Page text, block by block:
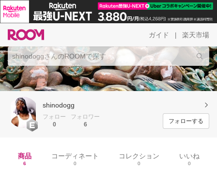
ガイド 楽天市場
shinodogg
フォロー
0
フォロワー
6
フォローする
商品
6
コーディネート
0
コレクション
0
いいね
0